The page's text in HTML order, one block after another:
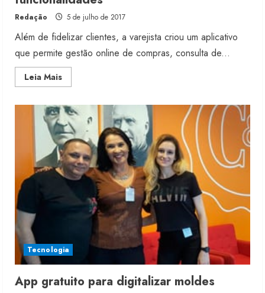
Redação 5 de julho de 2017
Além de fidelizar clientes, a varejista criou um aplicativo
que permite gestão online de compras, consulta de...
Leia MaisRead
more
Riachuelo
tem
novas
funcionalidades
Tecnologia
App gratuito para digitalizar moldes